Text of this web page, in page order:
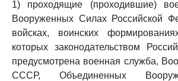
1) проходящие (проходившие)
Вооруженных Силах Российской
войсках, воинских
которых законодательством
предусмотрена военная служба,
СССР, Объединенных